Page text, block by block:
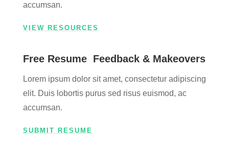
accumsan.
VIEW RESOURCES
Free Resume Feedback & Makeovers
Lorem ipsum dolor sit amet, consectetur adipiscing
elit. Duis lobortis purus sed risus euismod, ac
accumsan.
SUBMIT RESUME